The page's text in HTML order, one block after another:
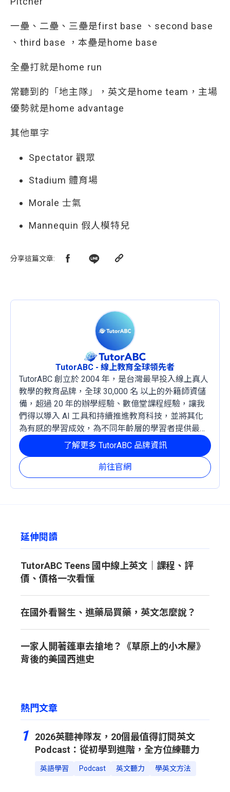
一壘、二壘、三壘是first base 、second base
、third base ，本壘是home base
全壘打就是home run
常聽到的「地主隊」，英文是home team，主場
優勢就是home advantage
其他單字
Spectator 觀眾
Stadium 體育場
Morale 士氣
Mannequin 假人模特兒
分享這篇文章:
TutorABC - 線上教育全球領先者
TutorABC 創立於 2004 年，是台灣最早投入線上真人
教學的教育品牌，全球 30,000 名 以上的外籍師資儲
備，超過 20 年的辦學經驗、數億堂課程經驗，讓我
們得以導入 AI 工具和持續推進教育科技，並將其化
為有感的學習成效，為不同年齡層的學習者提供最穩
定且有效的成長路徑。
前往官網
了解更多 TutorABC 品牌資訊
延伸閱讀
TutorABC Teens 國中線上英文｜課程、評
價、價格一次看懂
在國外看醫生、進藥局買藥，英文怎麼說？
一家人開著篷車去搶地？《草原上的小木屋》
背後的美國西進史
熱門文章
1
2026英聽神隊友，20個最值得訂閱英文
Podcast：從初學到進階，全方位練聽力
英語學習 Podcast 英文聽力 學英文方法